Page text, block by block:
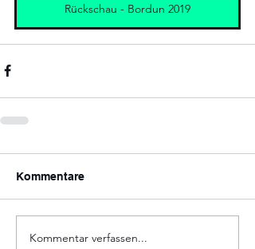
Rückschau - Bordun 2019
Kommentare
Kommentar verfassen...